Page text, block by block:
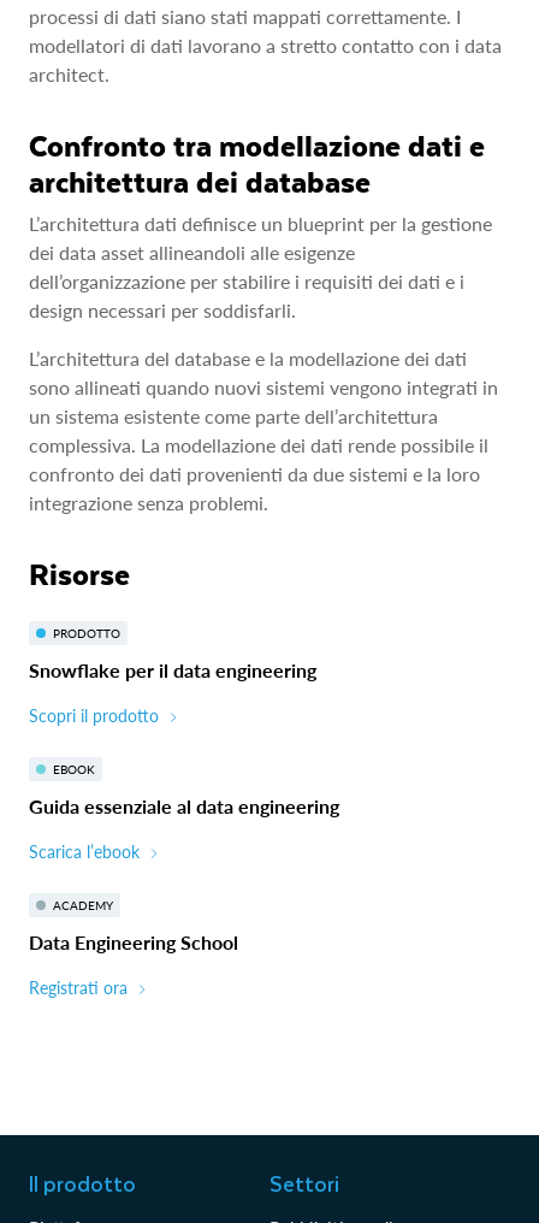
processi di dati siano stati mappati correttamente. I
modellatori di dati lavorano a stretto contatto con i data
architect.
Confronto tra modellazione dati e
architettura dei database
L’architettura dati definisce un blueprint per la gestione
dei data asset allineandoli alle esigenze
dell’organizzazione per stabilire i requisiti dei dati e i
design necessari per soddisfarli.
L’architettura del database e la modellazione dei dati
sono allineati quando nuovi sistemi vengono integrati in
un sistema esistente come parte dell’architettura
complessiva. La modellazione dei dati rende possibile il
confronto dei dati provenienti da due sistemi e la loro
integrazione senza problemi.
Risorse
PRODOTTO
Snowflake per il data engineering
Scopri il prodotto
EBOOK
Guida essenziale al data engineering
Scarica l’ebook
ACADEMY
Data Engineering School
Registrati ora
Il prodotto Settori